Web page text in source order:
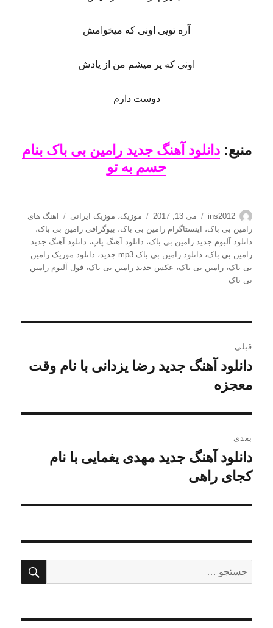
آره تویی اونی که میخوامش
اونی که پر میشم من از یادش
دوست دارم
منبع:دانلود آهنگ جدید رامین بی باک بنام
حسم به تو
نویسنده
ins2012
ارسال
شده
در
می 13, 2017 دسته‌ها
موزیک، موزیک ایرانی برچسب‌ها
اهنگ های
رامین بی باک، اینستاگرام رامین بی باک، بیوگرافی رامین بی باک،
دانلود آلبوم جدید رامین بی باک، دانلود آهنگ پاپ، دانلود آهنگ جدید
رامین بی باک، دانلود رامین بی باک mp3 جدید ، دانلود موزیک رامین
بی باک،رامین بی باک، عکس جدید رامین بی باک،فول آلبوم رامین
بی باک
نوشته
قبلی
نوشته
قبلی:
دانلود آهنگ جدید رضا یزدانی با نام وقت
معجزه
بعدی
نوشته
بعدی:
دانلود آهنگ جدید مهدی یغمایی با نام
کجای راهی
برای: